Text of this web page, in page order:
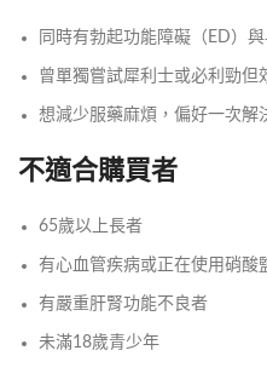
同時有勃起功能障礙（ED）
曾單獨嘗試犀利士或必利勁但
想減少服藥麻煩，偏好一次解
不適合購買者
65歲以上長者
有心血管疾病或正在使用硝酸
有嚴重肝腎功能不良者
未滿18歲青少年